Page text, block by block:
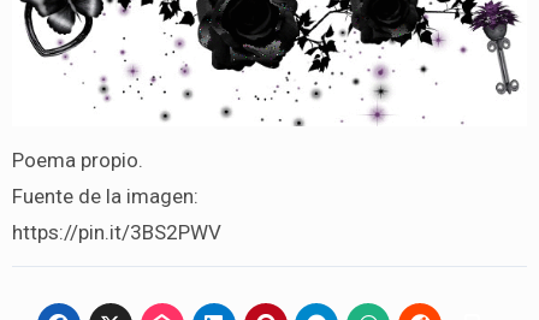
Poema propio.
Fuente de la imagen:
https://pin.it/3BS2PWV